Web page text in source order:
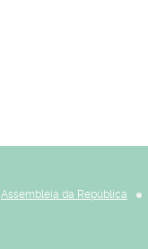
Assembleia da República